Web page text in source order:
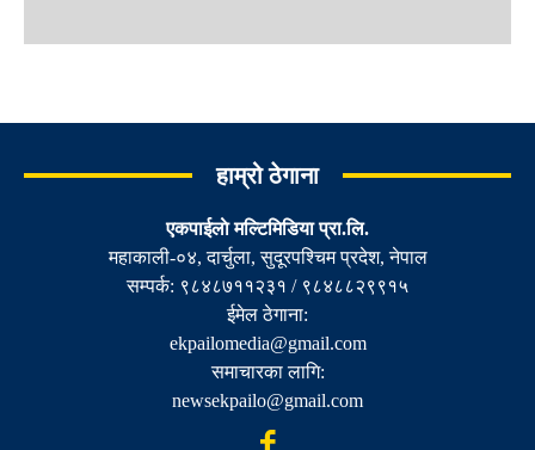
हाम्रो ठेगाना
एकपाईलाे मल्टिमिडिया प्रा.लि.
महाकाली-०४, दार्चुला, सुदूरपश्चिम प्रदेश, नेपाल
सम्पर्क: ९८४८७११२३१ / ९८४८८२९९१५
ईमेल ठेगाना:
ekpailomedia@gmail.com
समाचारका लागि:
newsekpailo@gmail.com